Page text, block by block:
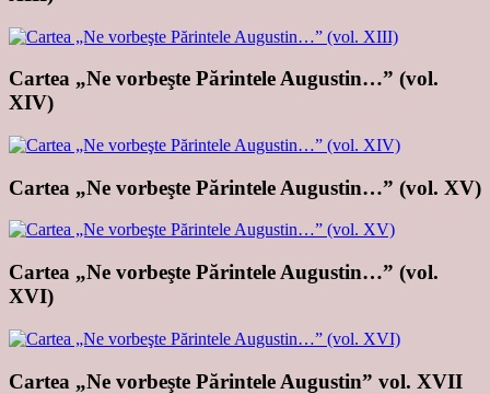
Cartea „Ne vorbeşte Părintele Augustin…” (vol.
XIV)
Cartea „Ne vorbeşte Părintele Augustin…” (vol. XV)
Cartea „Ne vorbeşte Părintele Augustin…” (vol.
XVI)
Cartea „Ne vorbeşte Părintele Augustin” vol. XVII